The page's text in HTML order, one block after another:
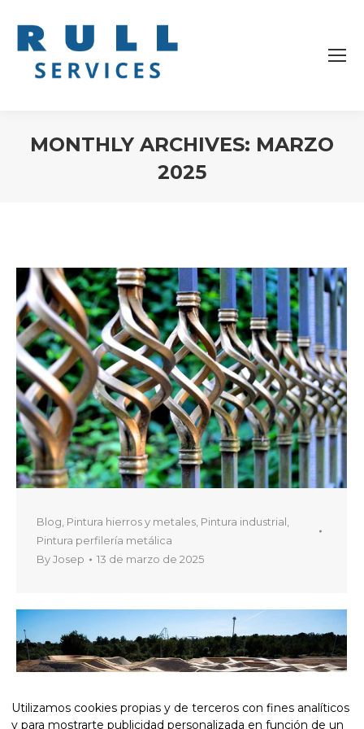
MONTHLY ARCHIVES: MARZO
2025
Blog Pintura hierros y metales Pintura industrial
Pintura perfilería metálica
ByJosep 13 de marzo de 2025
Utilizamos cookies propias y de terceros con fines analíticos
y para mostrarte publicidad personalizada en función de un